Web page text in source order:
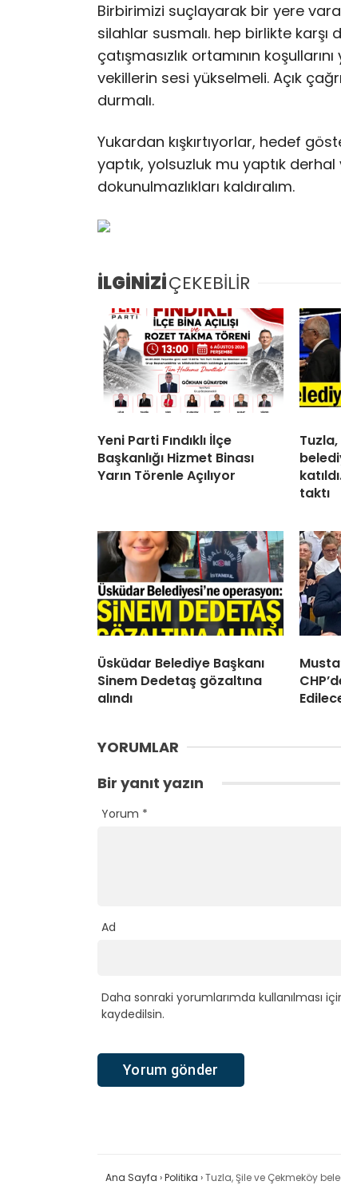
Birbirimizi suçlayarak bir yere
silahlar susmalı. hep birlikte karşı
çatışmasızlık ortamının
vekillerin sesi yükselmeli. Açık
durmalı.
Yukardan kışkırtıyorlar, hedef
yaptık, yolsuzluk mu yaptık
dokunulmazlıkları kaldıralım.
İLGİNİZİÇEKEBİLİR
Yeni Parti Fındıklı İlçe
Başkanlığı Hizmet Binası
Yarın Törenle Açılıyor
taktı
Üsküdar Belediye Başkanı
Sinem Dedetaş gözaltına
alındı
YORUMLAR
Bir yanıt yazın
Yorum *
Ad
Daha sonraki yorumlarımda kullanılması
kaydedilsin.
Ana Sayfa ›Politika ›Tuzla, Şile ve Çekmeköy